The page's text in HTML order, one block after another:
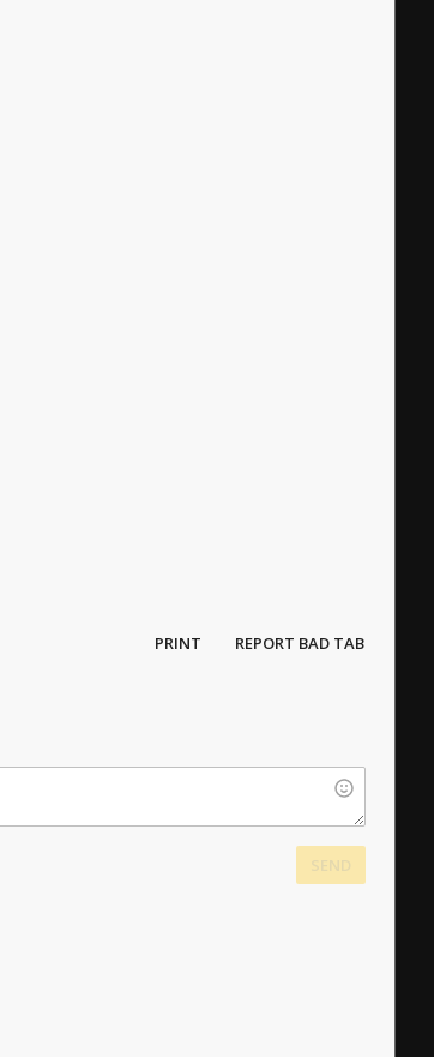
PRINT REPORT BAD TAB